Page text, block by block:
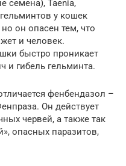
семена), Taenia,
у кошек
он опасен тем, что
и человек.
быстро проникает
и гибель гельминта.
фенбендазол –
Он действует
червей, а также так
опасных паразитов,